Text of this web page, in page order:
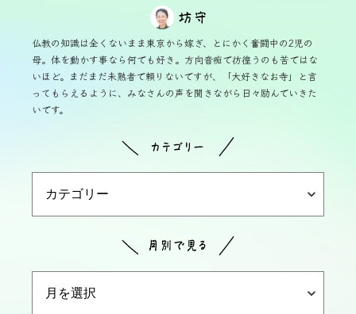
仏教の知識は全くないまま東京から嫁ぎ、とにかく奮闘中の2児の
母。体を動かす事なら何でも好き。方向音痴で彷徨うのも苦ではな
いほど。まだまだ未熟者で頼りないですが、「大好きなお寺」と言
ってもらえるように、みなさんの声を聞きながら日々励んでいきた
いです。